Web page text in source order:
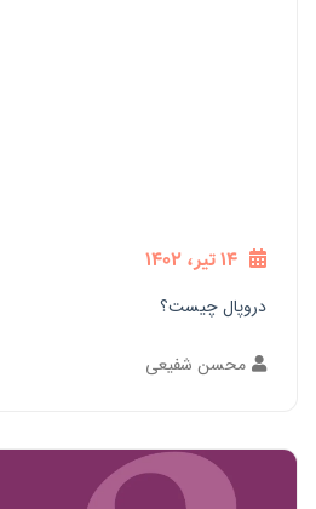
14 تیر، 1402
دروپال چیست؟
محسن شفیعی